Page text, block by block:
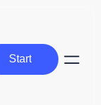
Start
Start